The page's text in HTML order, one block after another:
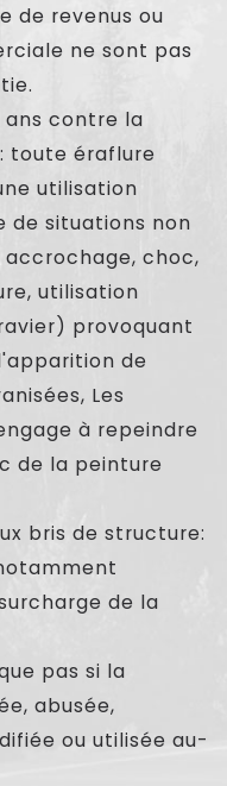
de revenus ou
ne sont pas
ans contre la
toute éraflure
utilisation
de situations non
choc,
utilisation
provoquant
de
Les
à repeindre
de la peinture
bris de structure:
de la
pas si la
abusée,
ou utilisée au-